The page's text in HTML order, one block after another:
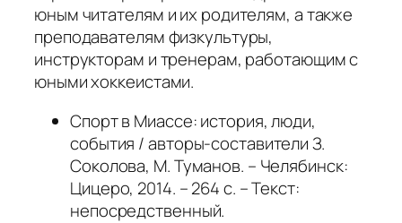
юным читателям и их родителям, а также
преподавателям физкультуры,
инструкторам и тренерам, работающим с
юными хоккеистами.
Спорт в Миассе: история, люди,
события / авторы-составители З.
Соколова, М. Туманов. – Челябинск:
Цицеро, 2014. – 264 с. – Текст:
непосредственный.